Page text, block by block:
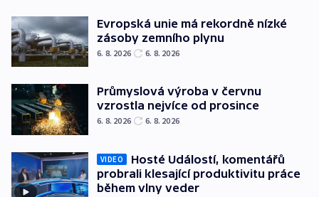
Evropská unie má rekordně nízké
zásoby zemního plynu
6. 8. 2026 6. 8. 2026
Průmyslová výroba v červnu
vzrostla nejvíce od prosince
6. 8. 2026 6. 8. 2026
VIDEO
Hosté Událostí, komentářů
probrali klesající produktivitu práce
během vlny veder